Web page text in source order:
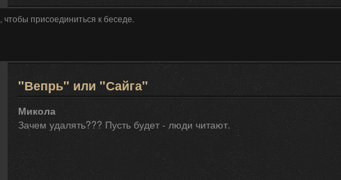
, чтобы присоединиться к беседе.
"Вепрь" или "Сайга"
Микола
Зачем удалять??? Пусть будет - люди читают.